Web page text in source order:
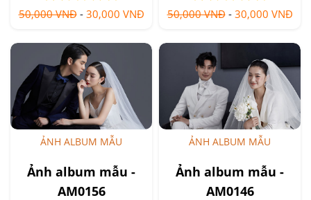
50,000 VNĐ- 30,000 VNĐ 50,000 VNĐ- 30,000 VNĐ
ẢNH ALBUM MẪU
Ảnh album mẫu -
AM0156
ẢNH ALBUM MẪU
Ảnh album mẫu -
AM0146